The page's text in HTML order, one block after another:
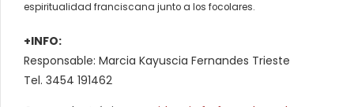
espiritualidad franciscana junto a los focolares.
+INFO:
Responsable: Marcia Kayuscia Fernandes Trieste
Tel. 3454 191462